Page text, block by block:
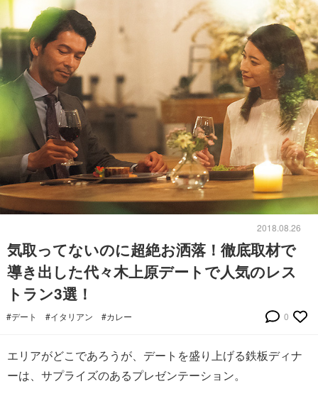
2018.08.26
気取ってないのに超絶お洒落！徹底取材で
導き出した代々木上原デートで人気のレス
トラン3選！
#デート #イタリアン #カレー 0
エリアがどこであろうが、デートを盛り上げる鉄板ディナ
ーは、サプライズのあるプレゼンテーション。